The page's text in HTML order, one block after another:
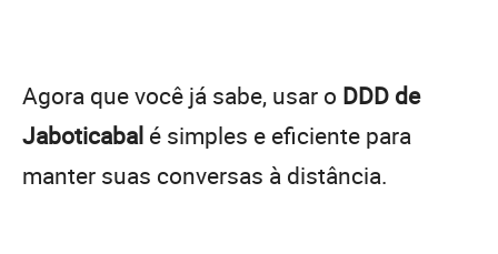
Agora que você já sabe, usar o DDD de
Jaboticabal é simples e eficiente para
manter suas conversas à distância.